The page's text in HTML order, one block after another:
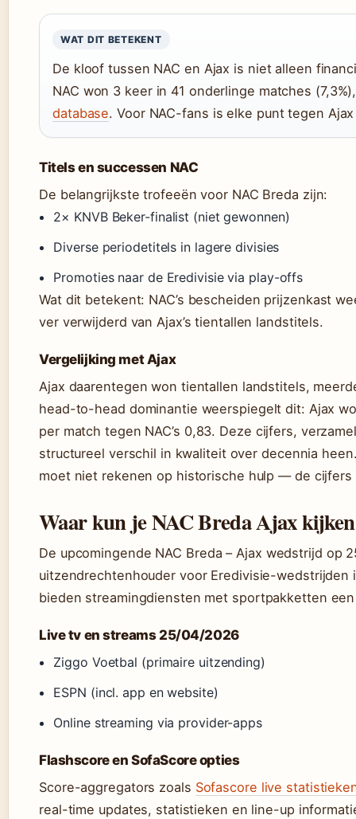
WAT DIT BETEKENT
De kloof tussen NAC en Ajax is niet alleen
NAC won 3 keer in 41 onderlinge matches
database. Voor NAC-fans is elke punt tegen
Titels en successen NAC
De belangrijkste trofeeën voor NAC Breda zijn:
2× KNVB Beker-finalist (niet gewonnen)
Diverse periodetitels in lagere divisies
Promoties naar de Eredivisie via play-offs
Wat dit betekent: NAC’s bescheiden prijzenkast
ver verwijderd van Ajax’s tientallen landstitels.
Vergelijking met Ajax
Ajax daarentegen won tientallen landstitels,
head-to-head dominantie weerspiegelt dit: Ajax
per match tegen NAC’s 0,83. Deze cijfers,
structureel verschil in kwaliteit over decennia
moet niet rekenen op historische hulp — de
Waar kun je NAC Breda Ajax
De upcomingende NAC Breda – Ajax wedstrijd
uitzendrechtenhouder voor Eredivisie-
bieden streamingdiensten met sportpakketten
Live tv en streams 25/04/2026
Ziggo Voetbal (primaire uitzending)
ESPN (incl. app en website)
Online streaming via provider-apps
Flashscore en SofaScore opties
Score-aggregators zoals Sofascore live
real-time updates, statistieken en line-up